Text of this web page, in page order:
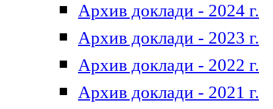
Архив доклади - 2024 г.
Архив доклади - 2023 г.
Архив доклади - 2022 г.
Архив доклади - 2021 г.